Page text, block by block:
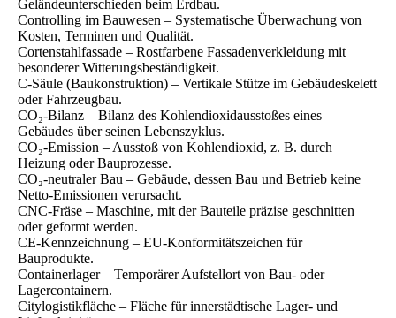
Geländeunterschieden beim Erdbau.
Controlling im Bauwesen – Systematische Überwachung von
Kosten, Terminen und Qualität.
Cortenstahlfassade – Rostfarbene Fassadenverkleidung mit
besonderer Witterungsbeständigkeit.
C-Säule (Baukonstruktion) – Vertikale Stütze im Gebäudeskelett
oder Fahrzeugbau.
CO₂-Bilanz – Bilanz des Kohlendioxidausstoßes eines
Gebäudes über seinen Lebenszyklus.
CO₂-Emission – Ausstoß von Kohlendioxid, z. B. durch
Heizung oder Bauprozesse.
CO₂-neutraler Bau – Gebäude, dessen Bau und Betrieb keine
Netto-Emissionen verursacht.
CNC-Fräse – Maschine, mit der Bauteile präzise geschnitten
oder geformt werden.
CE-Kennzeichnung – EU-Konformitätszeichen für
Bauprodukte.
Containerlager – Temporärer Aufstellort von Bau- oder
Lagercontainern.
Citylogistikfläche – Fläche für innerstädtische Lager- und